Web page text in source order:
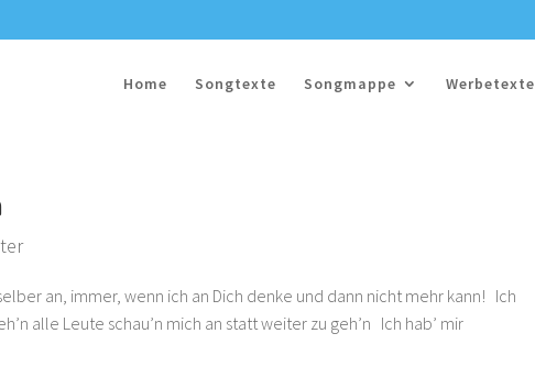
Home Songtexte Songmappe Werbetexte
an, immer, wenn ich an Dich denke und dann nicht mehr kann! Ich
alle Leute schau’n mich an statt weiter zu geh’n Ich hab’ mir